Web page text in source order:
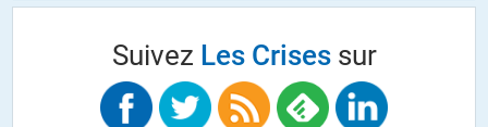
Suivez Les Crisessur